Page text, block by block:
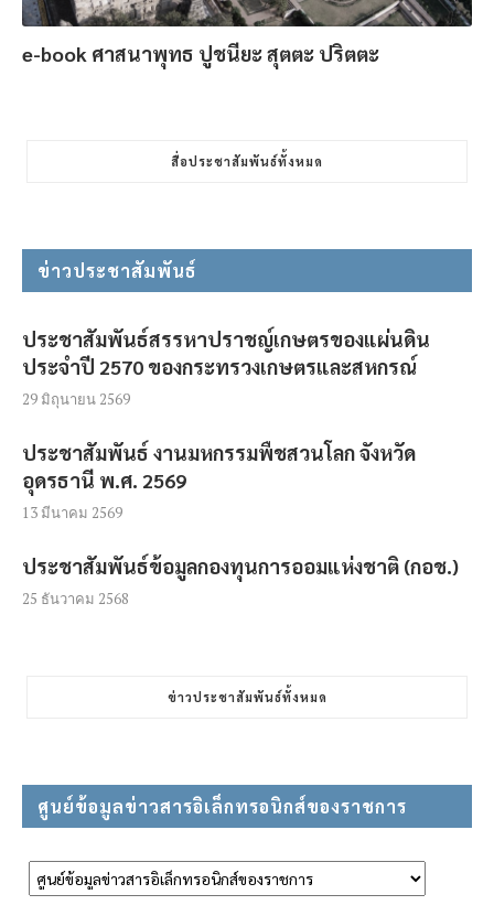
e-book ศาสนาพุทธ ปูชนียะ สุตตะ ปริตตะ
สื่อประชาสัมพันธ์ทั้งหมด
ข่าวประชาสัมพันธ์
ประชาสัมพันธ์สรรหาปราชญ์เกษตรของแผ่นดิน
ประจำปี 2570 ของกระทรวงเกษตรและสหกรณ์
29 มิถุนายน 2569
ประชาสัมพันธ์ งานมหกรรมพืชสวนโลก จังหวัด
อุดรธานี พ.ศ. 2569
13 มีนาคม 2569
ประชาสัมพันธ์ข้อมูลกองทุนการออมแห่งชาติ (กอช.)
25 ธันวาคม 2568
ข่าวประชาสัมพันธ์ทั้งหมด
ศูนย์ข้อมูลข่าวสารอิเล็กทรอนิกส์ของราชการ